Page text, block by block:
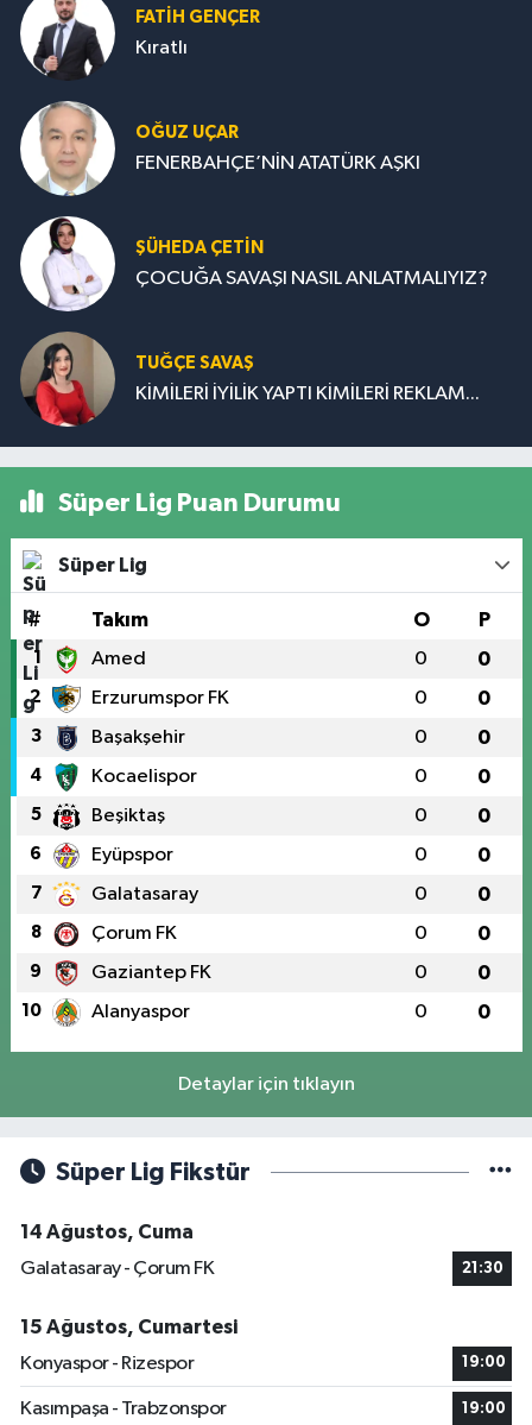
FATIH GENÇER
Kıratlı
OĞUZ UÇAR
FENERBAHÇE’NİN ATATÜRK AŞKI
ŞÜHEDA ÇETİN
ÇOCUĞA SAVAŞI NASIL ANLATMALIYIZ?
TUĞÇE SAVAŞ
KİMİLERİ İYİLİK YAPTI KİMİLERİ REKLAM...
Süper Lig Puan Durumu
Süper Lig
# Takım O P
1 Amed 0 0
2 Erzurumspor FK 0 0
3 Başakşehir 0 0
4 Kocaelispor 0 0
5 Beşiktaş 0 0
6 Eyüpspor 0 0
7 Galatasaray 0 0
8 Çorum FK 0 0
9 Gaziantep FK 0 0
10 Alanyaspor 0 0
Detaylar için tıklayın
Süper Lig Fikstür
14 Ağustos, Cuma
Galatasaray - Çorum FK
21:30
15 Ağustos, Cumartesi
Konyaspor - Rizespor
19:00
Kasımpaşa - Trabzonspor 19:00